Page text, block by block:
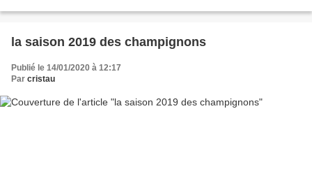
la saison 2019 des champignons
Publié le 14/01/2020 à 12:17
Par cristau